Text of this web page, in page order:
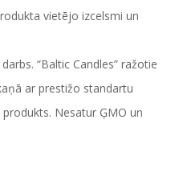
vietējo izcelsmi un
“Baltic Candles” ražotie
ar prestižo standartu
Nesatur ĢMO un